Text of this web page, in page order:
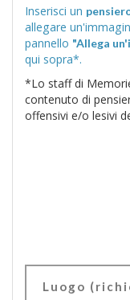
Inserisci un
allegare un'immagine scegliendola tra quelle
pannello "Allega
qui sopra*.
*Lo staff di
contenuto di
offensivi e/o lesivi